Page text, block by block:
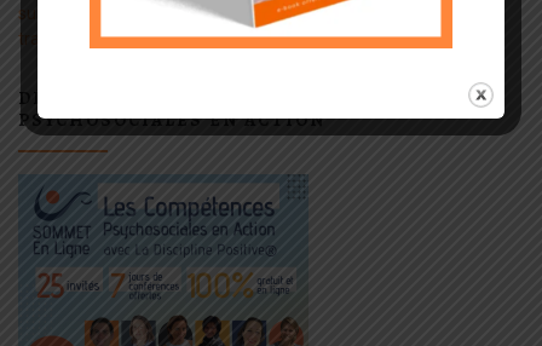
sur la façon dont les données de vos commentaires sont
traitées
DÉCOUVREZ LE SOMMET LES COMPÉTENCES
PSYCHOSOCIALES EN ACTION